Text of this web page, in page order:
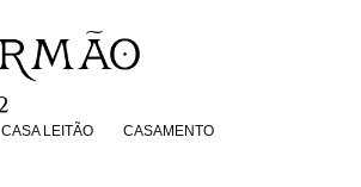
CASA LEITÃO CASAMENTO
CASA LEITÃO